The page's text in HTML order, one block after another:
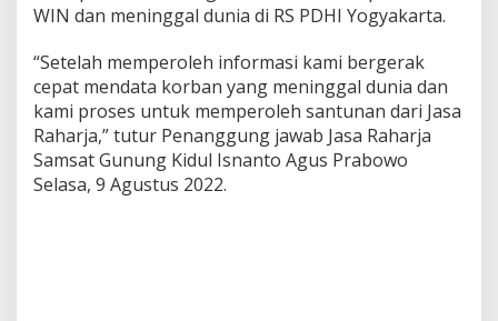
WIN dan meninggal dunia di RS PDHI Yogyakarta.
“Setelah memperoleh informasi kami bergerak
cepat mendata korban yang meninggal dunia dan
kami proses untuk memperoleh santunan dari Jasa
Raharja,” tutur Penanggung jawab Jasa Raharja
Samsat Gunung Kidul Isnanto Agus Prabowo
Selasa, 9 Agustus 2022.